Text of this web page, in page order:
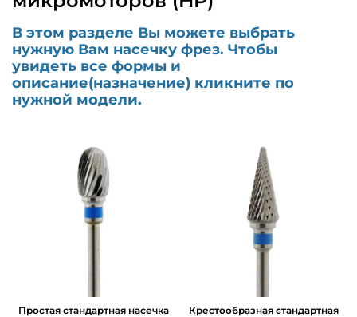
В этом разделе Вы можете выбрать
нужную Вам насечку фрез. Чтобы
увидеть все формы и
описание(назначение) кликните по
нужной модели.
Простая стандартная насечка
Крестообразная стандартная